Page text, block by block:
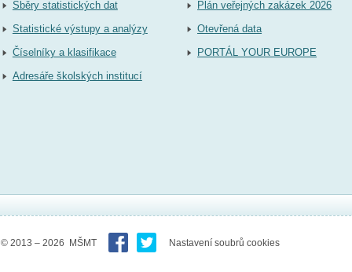
Sběry statistických dat
Statistické výstupy a analýzy
Číselníky a klasifikace
Adresáře školských institucí
Plán veřejných zakázek 2026
Otevřená data
PORTÁL YOUR EUROPE
© 2013 – 2026 MŠMT Nastavení soubrů cookies